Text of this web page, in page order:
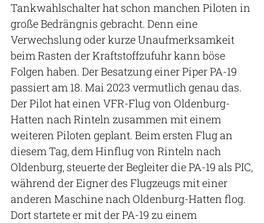
Tankwahlschalter hat schon manchen Piloten in
große Bedrängnis gebracht. Denn eine
Verwechslung oder kurze Unaufmerksamkeit
beim Rasten der Kraftstoffzufuhr kann böse
Folgen haben. Der Besatzung einer Piper PA-19
passiert am 18. Mai 2023 vermutlich genau das.
Der Pilot hat einen VFR-Flug von Oldenburg-
Hatten nach Rinteln zusammen mit einem
weiteren Piloten geplant. Beim ersten Flug an
diesem Tag, dem Hinflug von Rinteln nach
Oldenburg, steuerte der Begleiter die PA-19 als PIC,
während der Eigner des Flugzeugs mit einer
anderen Maschine nach Oldenburg-Hatten flog.
Dort startete er mit der PA-19 zu einem